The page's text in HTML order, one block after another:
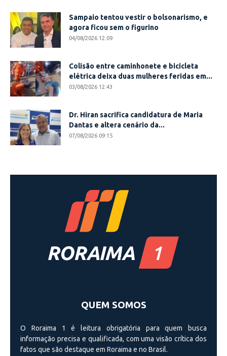
Sampaio tentou vestir o bolsonarismo, e
agora ficou sem o figurino
04/08/2026 12:09
Colisão entre caminhonete e bicicleta
elétrica deixa duas mulheres feridas em...
03/08/2026 12:43
Dr. Hiran sacrifica candidatura de Maria
Dantas e altera cenário da...
07/08/2026 09:15
QUEM SOMOS
O Roraima 1 é leitura obrigatória para quem busca
informação precisa e qualificada, com uma visão crí­tica dos
fatos que são destaque em Roraima e no Brasil.